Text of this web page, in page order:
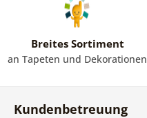
Breites Sortiment
an Tapeten und Dekorationen
Kundenbetreuung